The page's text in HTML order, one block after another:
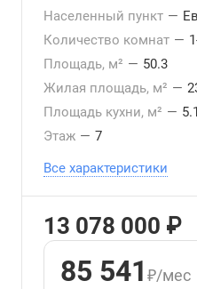
Населенный пункт —
Количество комнат —
Площадь, м² — 50.3
Жилая площадь, м² —
Площадь кухни, м² — 5.1
Этаж — 7
Все характеристики
13 078 000 ₽
85 541 ₽/мес